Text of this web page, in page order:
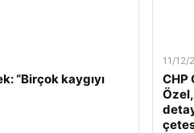
“Birçok kaygıyı
11/12/
CHP
Özel,